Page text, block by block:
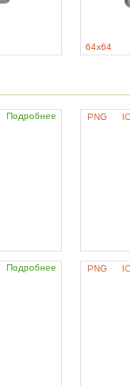
64x64
Подробнее PNG
Подробнее PNG